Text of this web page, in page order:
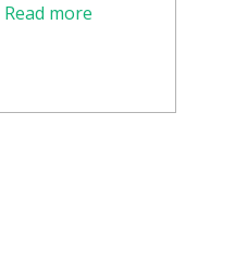
Read more